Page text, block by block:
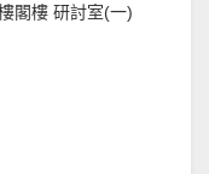
閣樓 研討室(一)